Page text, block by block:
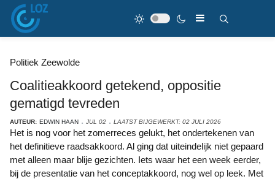
Politiek Zeewolde
Coalitieakkoord getekend, oppositie
gematigd tevreden
AUTEUR: EDWIN HAAN JUL 02 LAATST BIJGEWERKT: 02 JULI 2026
Het is nog voor het zomerreces gelukt, het ondertekenen van
het definitieve raadsakkoord. Al ging dat uiteindelijk niet gepaard
met alleen maar blije gezichten. Iets waar het een week eerder,
bij de presentatie van het conceptakkoord, nog wel op leek. Met